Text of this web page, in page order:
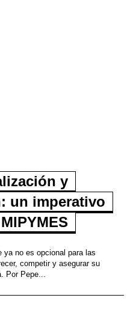
y
un imperativo
ya no es opcional para las
competir y asegurar su
permanencia. Por Pepe...